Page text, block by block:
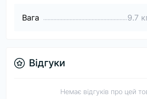
Вага 9.7
Відгуки
Немає відгуків про цей